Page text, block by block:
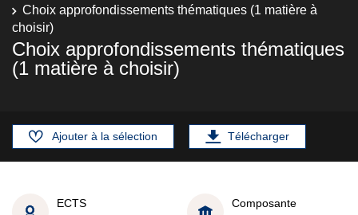
Choix approfondissements thématiques (1 matière à
choisir)
Choix approfondissements thématiques
(1 matière à choisir)
Ajouter à la sélection Télécharger
ECTS
Composante